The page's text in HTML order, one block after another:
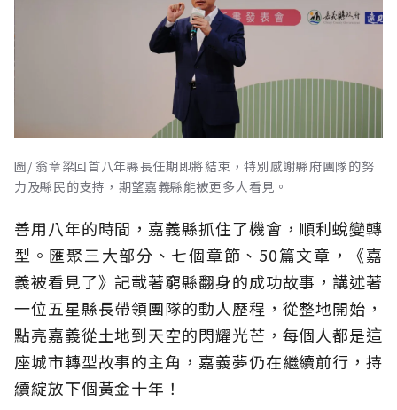
圖/ 翁章梁回首八年縣長任期即將結束，特別感謝縣府團隊的努
力及縣民的支持，期望嘉義縣能被更多人看見。
善用八年的時間，嘉義縣抓住了機會，順利蛻變轉
型。匯聚三大部分、七個章節、50篇文章，《嘉
義被看見了》記載著窮縣翻身的成功故事，講述著
一位五星縣長帶領團隊的動人歷程，從整地開始，
點亮嘉義從土地到天空的閃耀光芒，每個人都是這
座城市轉型故事的主角，嘉義夢仍在繼續前行，持
續綻放下個黃金十年！